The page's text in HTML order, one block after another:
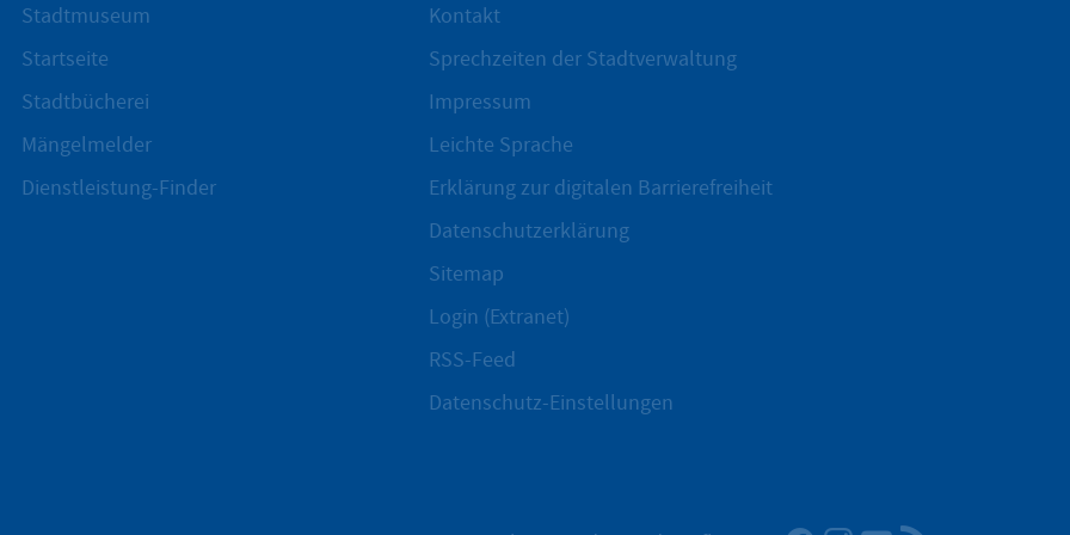
Stadtmuseum
Startseite
Stadtbücherei
Mängelmelder
Dienstleistung-Finder
Kontakt
Sprechzeiten der Stadtverwaltung
Impressum
Leichte Sprache
Erklärung zur digitalen Barrierefreiheit
Datenschutzerklärung
Sitemap
Login (Extranet)
RSS-Feed
Datenschutz-Einstellungen
Facebook
Instagram
YouTube